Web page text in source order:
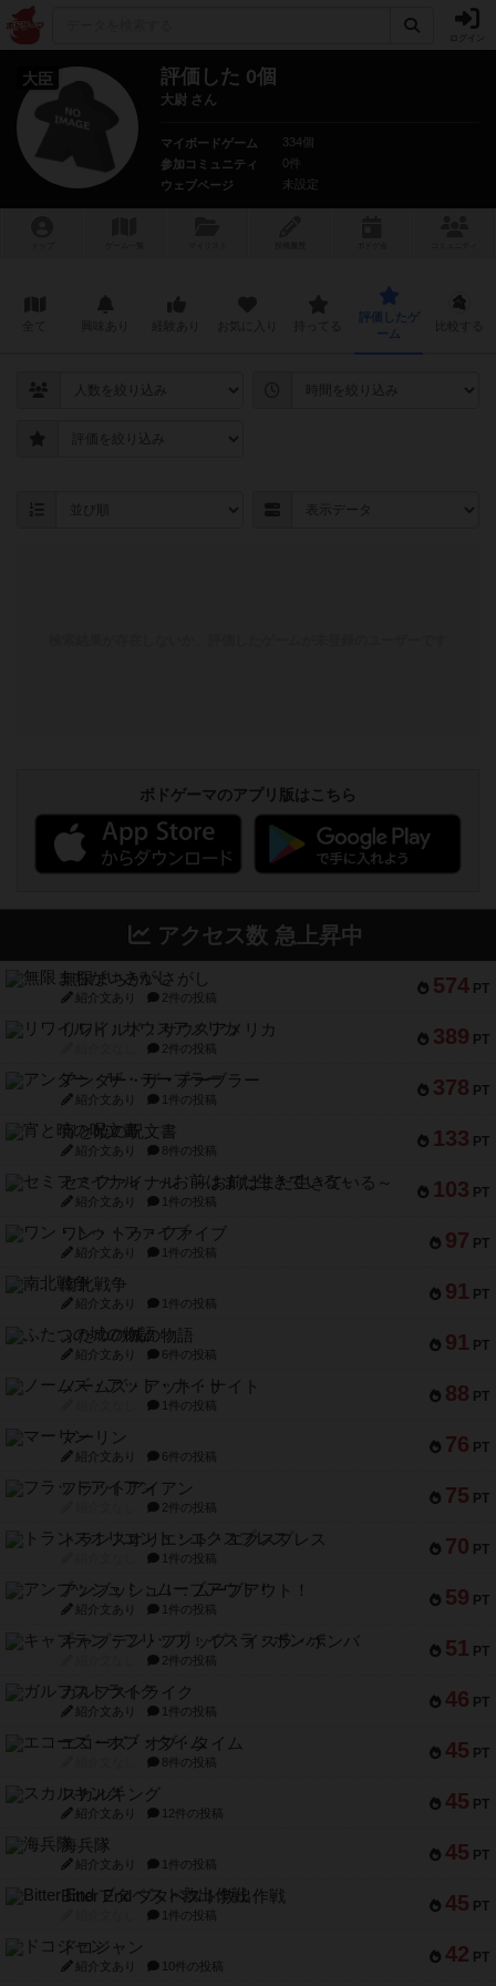
大臣 評価した 0個
大尉 さん
マイボードゲーム
334個
参加コミュニティ
0件
ウェブページ
未設定
評価したゲ
ーム
ボドゲーマのアプリ版はこちら
アクセス数 急上昇中
574 PT
無限まちがいさがし
紹介文あり 2件の投稿
389 PT
リワイルド：サウスアメリカ
2件の投稿
378 PT
アンダー・ザ・テーブラー
紹介文あり 1件の投稿
133 PT
宵と暁の呪文書
紹介文あり 8件の投稿
103 PT
セミファイナル ～お前はまだ生きている～
紹介文あり 1件の投稿
97 PT
ワン・トゥ・ファイブ
紹介文あり 1件の投稿
91 PT
南北戦争
紹介文あり 1件の投稿
91 PT
ふたつの城の物語
紹介文あり 6件の投稿
88 PT
ノームズ・アット・ナイト
1件の投稿
76 PT
マーリン
紹介文あり 6件の投稿
75 PT
フラットアイアン
2件の投稿
70 PT
トランスオリエント・エクスプレス
1件の投稿
59 PT
アンブッシュ！：ムーブアウト！
紹介文あり 1件の投稿
51 PT
キャプテン・フリップ：イスラ・ボンバ
2件の投稿
46 PT
ガルフストライク
紹介文あり 1件の投稿
45 PT
エコーズ・オブ・タイム
8件の投稿
45 PT
スカルキング
紹介文あり 12件の投稿
45 PT
海兵隊
紹介文あり 1件の投稿
45 PT
Bitter End ブタペスト救出作戦
1件の投稿
42 PT
ドコジャン
紹介文あり 10件の投稿